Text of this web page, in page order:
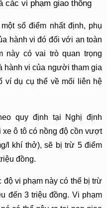
các vi phạm giao thông
số điểm nhất định, phụ
hành vi đó đối với an toàn
này có vai trò quan trọng
hành vi của người tham gia
ví dụ cụ thể về mối liên hệ
quy định tại Nghị định
ô tô có nồng độ cồn vượt
l khí thở), sẽ bị trừ 5 điểm
đồng.
vi phạm này có thể bị trừ
đến 3 triệu đồng. Vi phạm